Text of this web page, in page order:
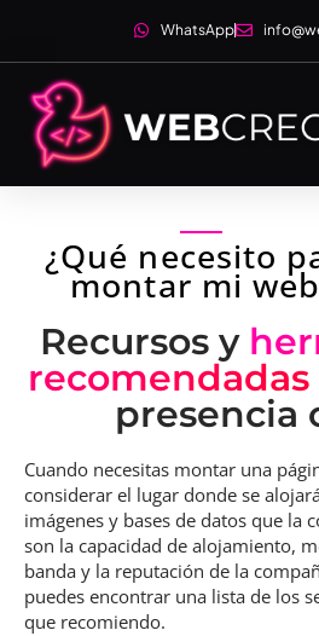
WhatsApp
¿Qué necesito
montar mi
Recursos y
recomendadas
presencia
Cuando necesitas montar una
considerar el lugar donde se
imágenes y bases de datos que la
son la capacidad de alojamiento,
banda y la reputación de la
puedes encontrar una lista de los
que recomiendo.